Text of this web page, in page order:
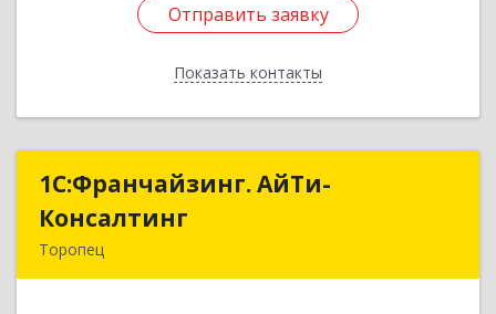
Отправить заявку
Показать контакты
Отправить заявку
Назад
1С:Франчайзинг. АйТи-
Консалтинг
Торопец
1С:Франчайзинг. АйТи-